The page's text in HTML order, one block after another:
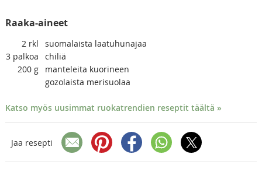
Raaka-aineet
2 rkl
suomalaista laatuhunajaa
3 palkoa
chiliä
200 g
manteleita kuorineen
gozolaista merisuolaa
Katso myös uusimmat ruokatrendien reseptit täältä »
Jaa resepti